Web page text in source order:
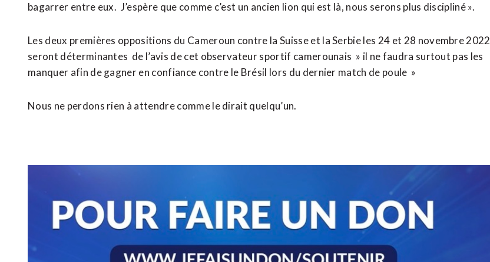
bagarrer entre eux. J’espère que comme c’est un ancien lion qui est là, nous serons plus discipliné ».
Les deux premières oppositions du Cameroun contre la Suisse et la Serbie les 24 et 28 novembre 2022
seront déterminantes de l’avis de cet observateur sportif camerounais » il ne faudra surtout pas les
manquer afin de gagner en confiance contre le Brésil lors du dernier match de poule »
Nous ne perdons rien à attendre comme le dirait quelqu’un.